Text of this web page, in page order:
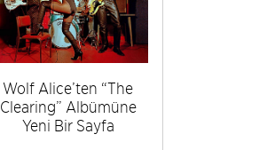
Wolf Alice’ten “The
Clearing” Albümüne
Yeni Bir Sayfa